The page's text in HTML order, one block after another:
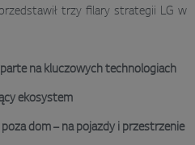
trzy filary strategii LG w
na kluczowych technologiach
ekosystem
dom – na pojazdy i przestrzenie